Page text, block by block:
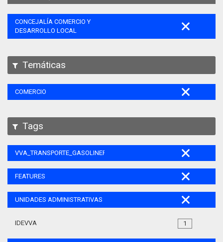
CONCEJALÍA COMERCIO Y
DESARROLLO LOCAL
Temáticas
COMERCIO
Tags
VVA_TRANSPORTE_GASOLINERAS_105
FEATURES
UNIDADES ADMINISTRATIVAS
1
IDEVVA